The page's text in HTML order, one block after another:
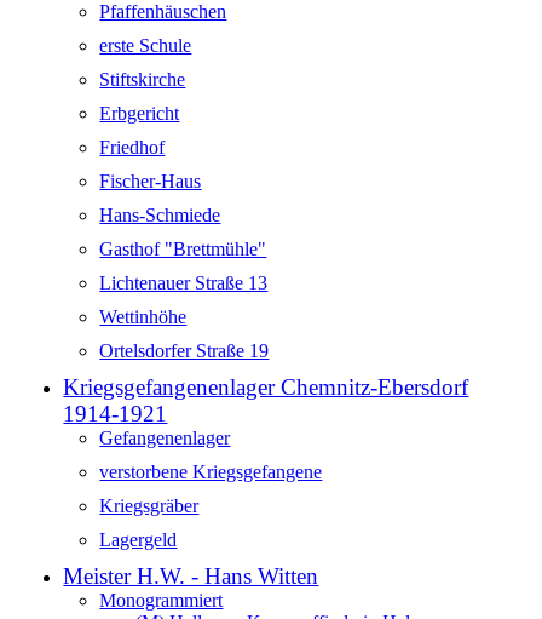
Pfaffenhäuschen
erste Schule
Stiftskirche
Erbgericht
Friedhof
Fischer-Haus
Hans-Schmiede
Gasthof "Brettmühle"
Lichtenauer Straße 13
Wettinhöhe
Ortelsdorfer Straße 19
Kriegsgefangenenlager Chemnitz-Ebersdorf
1914-1921
Gefangenenlager
verstorbene Kriegsgefangene
Kriegsgräber
Lagergeld
Meister H.W. - Hans Witten
Monogrammiert